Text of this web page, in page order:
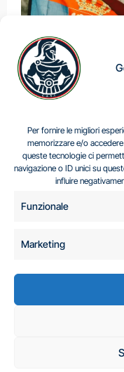
Per fornire le migliori
memorizzare e/o
queste tecnologie ci
navigazione o ID unici su
influire
Funzionale
Marketing
Centro Analisi e